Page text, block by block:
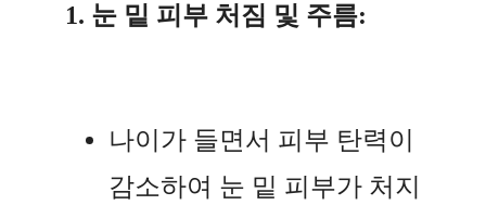
1. 눈 밑 피부 처짐 및 주름:
나이가 들면서 피부 탄력이
감소하여 눈 밑 피부가 처지